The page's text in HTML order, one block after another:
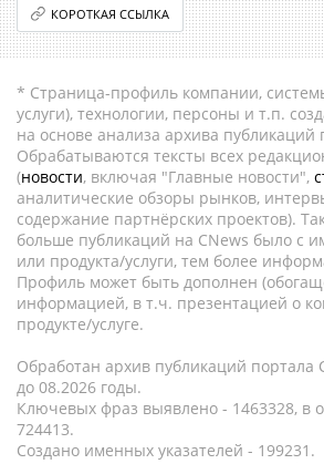
КОРОТКАЯ ССЫЛКА
* Страница-профиль компании,
услуги), технологии, персоны и т.п.
на основе анализа архива публикаций
Обрабатываются тексты всех
(новости, включая "Главные новости",
аналитические обзоры рынков,
содержание партнёрских проектов).
больше публикаций на CNews было с
или продукта/услуги, тем более
Профиль может быть дополнен
информацией, в т.ч. презентацией о
продукте/услуге.
Обработан архив публикаций портала
до 08.2026 годы.
Ключевых фраз выявлено - 1463328, в
724413.
Создано именных указателей - 199231.